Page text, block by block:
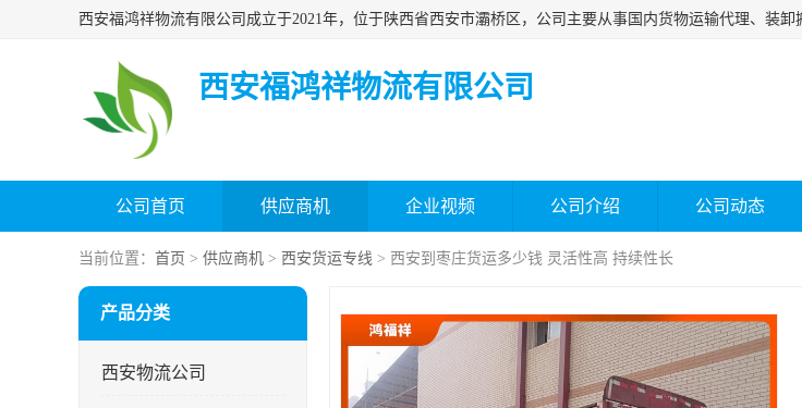
西安福鸿祥物流有限公司
公司首页 供应商机 企业视频 公司介绍 公司动态
当前位置： 首页 > 供应商机 > 西安货运专线 > 西安到枣庄货运多少钱 灵活性高 持续性长
产品分类
西安物流公司